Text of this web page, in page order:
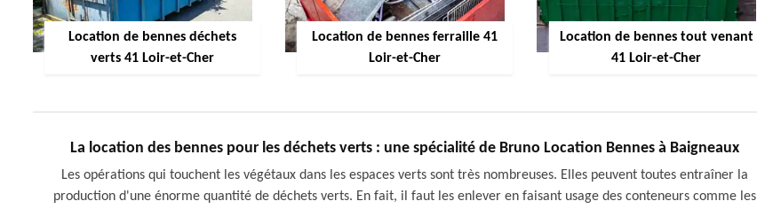
Location de bennes déchets
verts 41 Loir-et-Cher
Location de bennes ferraille 41
Loir-et-Cher
Location de bennes tout venant
41 Loir-et-Cher
La location des bennes pour les déchets verts : une spécialité de Bruno Location Bennes à Baigneaux
Les opérations qui touchent les végétaux dans les espaces verts sont très nombreuses. Elles peuvent toutes entraîner la
production d'une énorme quantité de déchets verts. En fait, il faut les enlever en faisant usage des conteneurs comme les